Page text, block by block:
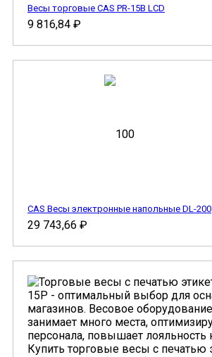
Весы торговые CAS PR-15B LCD
9 816,84 ₽
CAS Весы электронные напольные DL-200
29 743,66 ₽